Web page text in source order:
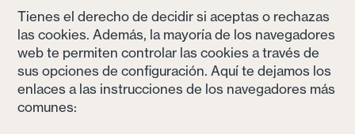
Tienes el derecho de decidir si aceptas o rechazas
las cookies. Además, la mayoría de los navegadores
web te permiten controlar las cookies a través de
sus opciones de configuración. Aquí te dejamos los
enlaces a las instrucciones de los navegadores más
comunes: